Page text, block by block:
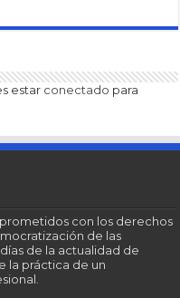
estar conectado para
con los derechos
de las
de la actualidad de
la práctica de un